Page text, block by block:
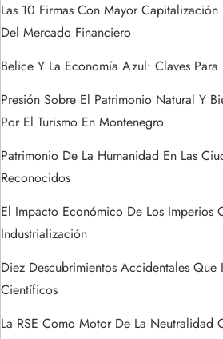
d
a
s
Las 10 Firmas Con Mayor Capitalización
Del Mercado Financiero
Belice Y La Economía Azul: Claves
Presión Sobre El Patrimonio Natural Y
Por El Turismo En Montenegro
Patrimonio De La Humanidad En Las
Reconocidos
El Impacto Económico De Los Imperios
Industrialización
Diez Descubrimientos Accidentales Que
Científicos
La RSE Como Motor De La Neutralidad